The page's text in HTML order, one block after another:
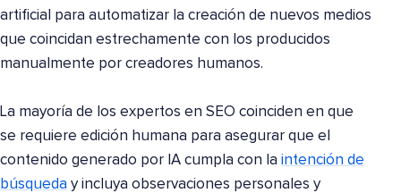
artificial para automatizar la creación de nuevos medios
que coincidan estrechamente con los producidos
manualmente por creadores humanos.
La mayoría de los expertos en SEO coinciden en que
se requiere edición humana para asegurar que el
contenido generado por IA cumpla con la intención de
búsqueda y incluya observaciones personales y